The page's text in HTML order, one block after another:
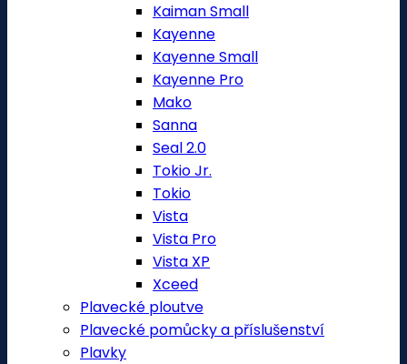
Kaiman Small
Kayenne
Kayenne Small
Kayenne Pro
Mako
Sanna
Seal 2.0
Tokio Jr.
Tokio
Vista
Vista Pro
Vista XP
Xceed
Plavecké ploutve
Plavecké pomůcky a příslušenství
Plavky